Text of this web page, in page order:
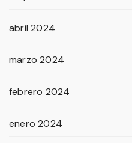
abril 2024
marzo 2024
febrero 2024
enero 2024